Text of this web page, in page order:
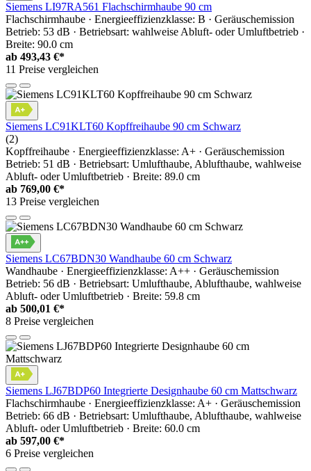
Siemens LI97RA561 Flachschirmhaube 90 cm
Flachschirmhaube · Energieeffizienzklasse: B · Geräuschemission
Betrieb: 53 dB · Betriebsart: wahlweise Abluft- oder Umluftbetrieb ·
Breite: 90.0 cm
ab 493,43 €*
11 Preise vergleichen
Siemens LC91KLT60 Kopffreihaube 90 cm Schwarz
(2)
Kopffreihaube · Energieeffizienzklasse: A+ · Geräuschemission
Betrieb: 51 dB · Betriebsart: Umlufthaube, Ablufthaube, wahlweise
Abluft- oder Umluftbetrieb · Breite: 89.0 cm
ab 769,00 €*
13 Preise vergleichen
Siemens LC67BDN30 Wandhaube 60 cm Schwarz
Wandhaube · Energieeffizienzklasse: A++ · Geräuschemission
Betrieb: 56 dB · Betriebsart: Umlufthaube, Ablufthaube, wahlweise
Abluft- oder Umluftbetrieb · Breite: 59.8 cm
ab 500,01 €*
8 Preise vergleichen
Siemens LJ67BDP60 Integrierte Designhaube 60 cm Mattschwarz
Flachschirmhaube · Energieeffizienzklasse: A+ · Geräuschemission
Betrieb: 66 dB · Betriebsart: Umlufthaube, Ablufthaube, wahlweise
Abluft- oder Umluftbetrieb · Breite: 60.0 cm
ab 597,00 €*
6 Preise vergleichen